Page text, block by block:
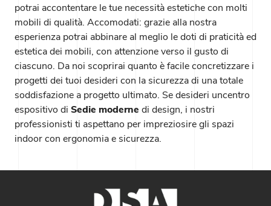
potrai accontentare le tue necessità estetiche con molti
mobili di qualità. Accomodati: grazie alla nostra
esperienza potrai abbinare al meglio le doti di praticità ed
estetica dei mobili, con attenzione verso il gusto di
ciascuno. Da noi scoprirai quanto è facile concretizzare i
progetti dei tuoi desideri con la sicurezza di una totale
soddisfazione a progetto ultimato. Se desideri uncentro
espositivo di Sedie moderne di design, i nostri
professionisti ti aspettano per impreziosire gli spazi
indoor con ergonomia e sicurezza.